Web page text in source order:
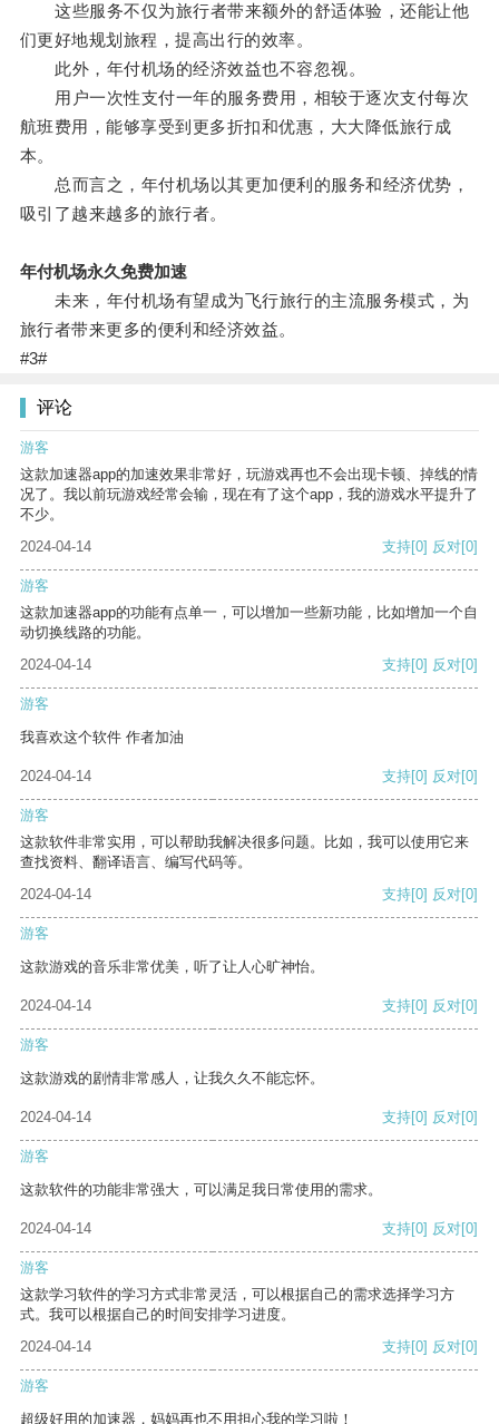
这些服务不仅为旅行者带来额外的舒适体验，还能让他
们更好地规划旅程，提高出行的效率。
此外，年付机场的经济效益也不容忽视。
用户一次性支付一年的服务费用，相较于逐次支付每次
航班费用，能够享受到更多折扣和优惠，大大降低旅行成
本。
总而言之，年付机场以其更加便利的服务和经济优势，
吸引了越来越多的旅行者。
年付机场永久免费加速
未来，年付机场有望成为飞行旅行的主流服务模式，为
旅行者带来更多的便利和经济效益。
#3#
评论
游客
这款加速器app的加速效果非常好，玩游戏再也不会出现卡顿、掉线的情
况了。我以前玩游戏经常会输，现在有了这个app，我的游戏水平提升了
不少。
2024-04-14
支持[0] 反对[0]
游客
这款加速器app的功能有点单一，可以增加一些新功能，比如增加一个自
动切换线路的功能。
2024-04-14
支持[0] 反对[0]
游客
我喜欢这个软件 作者加油
2024-04-14 支持[0] 反对[0]
游客
这款软件非常实用，可以帮助我解决很多问题。比如，我可以使用它来
查找资料、翻译语言、编写代码等。
2024-04-14
支持[0] 反对[0]
游客
这款游戏的音乐非常优美，听了让人心旷神怡。
2024-04-14 支持[0] 反对[0]
游客
这款游戏的剧情非常感人，让我久久不能忘怀。
2024-04-14 支持[0] 反对[0]
游客
这款软件的功能非常强大，可以满足我日常使用的需求。
2024-04-14 支持[0] 反对[0]
游客
这款学习软件的学习方式非常灵活，可以根据自己的需求选择学习方
式。我可以根据自己的时间安排学习进度。
2024-04-14
支持[0] 反对[0]
游客
超级好用的加速器，妈妈再也不用担心我的学习啦！